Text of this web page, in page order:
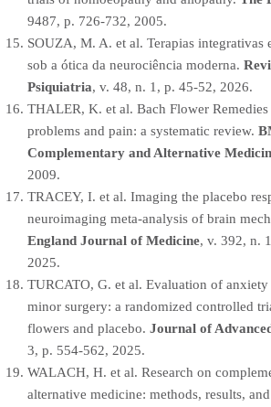
9487, p. 726-732, 2005.
SOUZA, M. A. et al. Terapias integrativas
sob a ótica da neurociência moderna.
Psiquiatria, v. 48, n. 1, p. 45-52, 2026.
THALER, K. et al. Bach Flower
problems and pain: a systematic review.
Complementary and Alternative
2009.
TRACEY, I. et al. Imaging the placebo
neuroimaging meta-analysis of brain
England Journal of Medicine, v. 392, n.
2025.
TURCATO, G. et al. Evaluation of anxiety
minor surgery: a randomized controlled
flowers and placebo. Journal of
3, p. 554-562, 2025.
WALACH, H. et al. Research on
alternative medicine: methods, results,